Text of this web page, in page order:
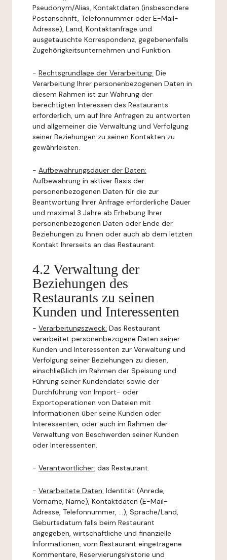
Pseudonym/Alias, Kontaktdaten (insbesondere
Postanschrift, Telefonnummer oder E-Mail-
Adresse), Land, Kontaktanfrage und
ausgetauschte Korrespondenz, gegebenenfalls
Zugehörigkeitsunternehmen und Funktion.
- Rechtsgrundlage der Verarbeitung: Die
Verarbeitung Ihrer personenbezogenen Daten in
diesem Rahmen ist zur Wahrung der
berechtigten Interessen des Restaurants
erforderlich, um auf Ihre Anfragen zu antworten
und allgemeiner die Verwaltung und Verfolgung
seiner Beziehungen zu seinen Kontakten zu
gewährleisten.
- Aufbewahrungsdauer der Daten:
Aufbewahrung in aktiver Basis der
personenbezogenen Daten für die zur
Beantwortung Ihrer Anfrage erforderliche Dauer
und maximal 3 Jahre ab Erhebung Ihrer
personenbezogenen Daten oder Ende der
Beziehungen zu Ihnen oder auch ab dem letzten
Kontakt Ihrerseits an das Restaurant.
4.2 Verwaltung der
Beziehungen des
Restaurants zu seinen
Kunden und Interessenten
- Verarbeitungszweck: Das Restaurant
verarbeitet personenbezogene Daten seiner
Kunden und Interessenten zur Verwaltung und
Verfolgung seiner Beziehungen zu diesen,
einschließlich im Rahmen der Speisung und
Führung seiner Kundendatei sowie der
Durchführung von Import- oder
Exportoperationen von Dateien mit
Informationen über seine Kunden oder
Interessenten, oder auch im Rahmen der
Verwaltung von Beschwerden seiner Kunden
oder Interessenten.
- Verantwortlicher: das Restaurant.
- Verarbeitete Daten: Identität (Anrede,
Vorname, Name), Kontaktdaten (E-Mail-
Adresse, Telefonnummer, ...), Sprache/Land,
Geburtsdatum falls beim Restaurant
angegeben, wirtschaftliche und finanzielle
Informationen, vom Restaurant eingetragene
Kommentare, Reservierungshistorie und